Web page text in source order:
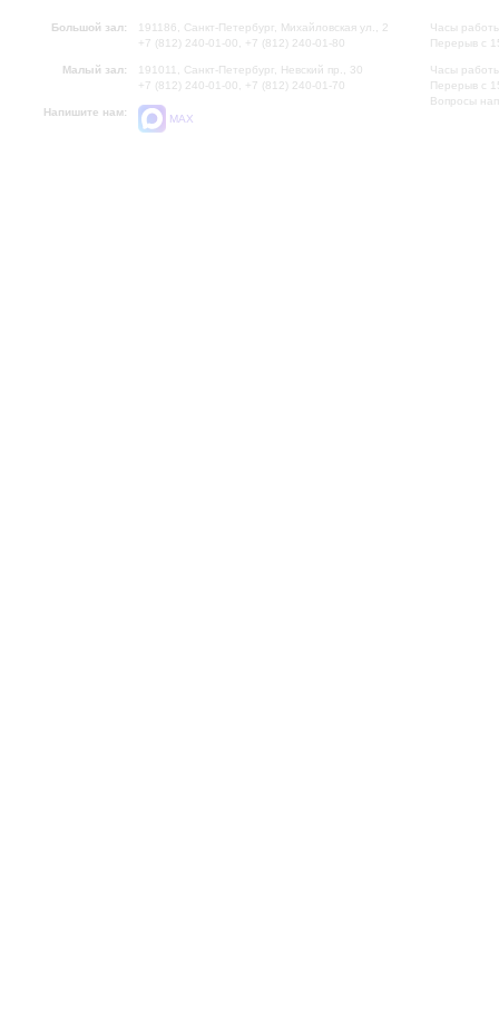
Большой зал:
191186, Санкт-Петербург, Михайловская ул., 2
+7 (812) 240-01-00, +7 (812) 240-01-80
Малый зал:
191011, Санкт-Петербург, Невский пр., 30
+7 (812) 240-01-00, +7 (812) 240-01-70
Напишите нам:
MAX
Часы
Перерыв с
Часы
Перерыв с
Вопросы